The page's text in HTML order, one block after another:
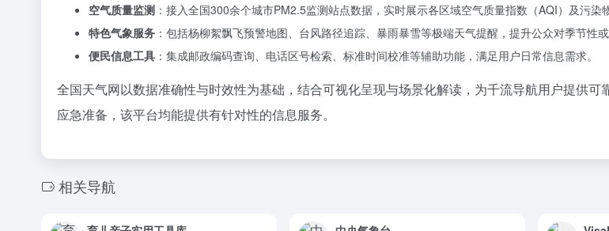
空气质量监测 ：接入全国300余个城市PM2.5监测站点数据，实时展示各区域空气质量指数（AQI）及污
特色气象服务 ：包括杨柳絮飘飞预警地图、台风路径追踪、暴雨暴雪等极端天气提醒，提升公众对季节性
便民信息工具 ：集成邮政编码查询、电话区号检索、标准时间校准等辅助功能，满足用户日常信息需求。
全国天气网以数据准确性与时效性为基础，结合可视化呈现与场景化解读，为千流导航用户提供
应急准备，该平台均能提供有针对性的信息服务。
相关导航